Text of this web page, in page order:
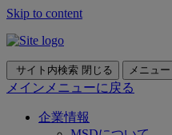
Skip to content
サイト内検索 閉じる メニュー
メインメニューに戻る
企業情報